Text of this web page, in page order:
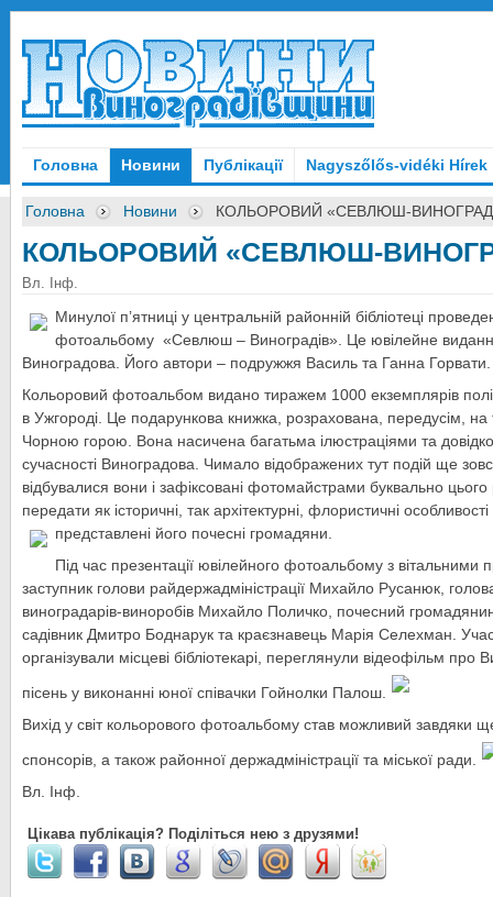
Головна Новини Публікації Nagyszőlős-vidéki Hírek
Головна Новини КОЛЬОРОВИЙ «СЕВЛЮШ-
КОЛЬОРОВИЙ «СЕВЛЮШ-
Вл. Інф.
Минулої п’ятниці у центральній районній бібліотеці
фотоальбому «Севлюш – Виноградів». Це ювілейне
Виноградова. Його автори – подружжя Василь та Ганна Горвати.
Кольоровий фотоальбом видано тиражем 1000 екземплярів
в Ужгороді. Це подарункова книжка, розрахована, передусім, на
Чорною горою. Вона насичена багатьма ілюстраціями та
сучасності Виноградова. Чимало відображених тут подій ще
відбувалися вони і зафіксовані фотомайстрами буквально
передати як історичні, так архітектурні, флористичні
представлені його почесні громадяни.
Під час презентації ювілейного фотоальбому з вітальними
заступник голови райдержадміністрації Михайло Русанюк,
виноградарів-виноробів Михайло Поличко, почесний
садівник Дмитро Боднарук та краєзнавець Марія Селехман.
організували місцеві бібліотекарі, переглянули відеофільм про
пісень у виконанні юної співачки Гойнолки Палош.
Вихід у світ кольорового фотоальбому став можливий завдяки
спонсорів, а також районної держадміністрації та міської ради.
Вл. Інф.
Цікава публікація? Поділіться нею з друзями!